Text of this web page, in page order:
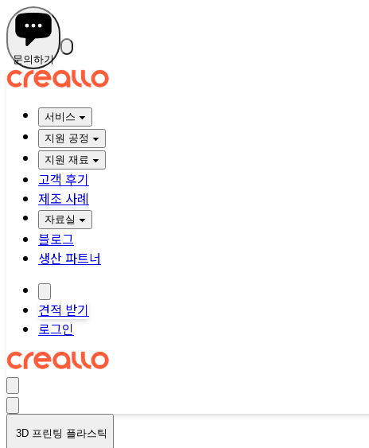
문의하기
서비스
지원 공정
지원 재료
고객 후기
제조 사례
자료실
블로그
생산 파트너
견적 받기
로그인
3D 프린팅 플라스틱